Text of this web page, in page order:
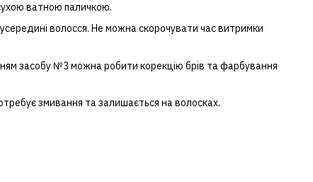
сухою ватною паличкою.
усередині волосся. Не можна скорочувати час витримки
засобу №3 можна робити корекцію брів та фарбування
змивання та залишається на волосках.